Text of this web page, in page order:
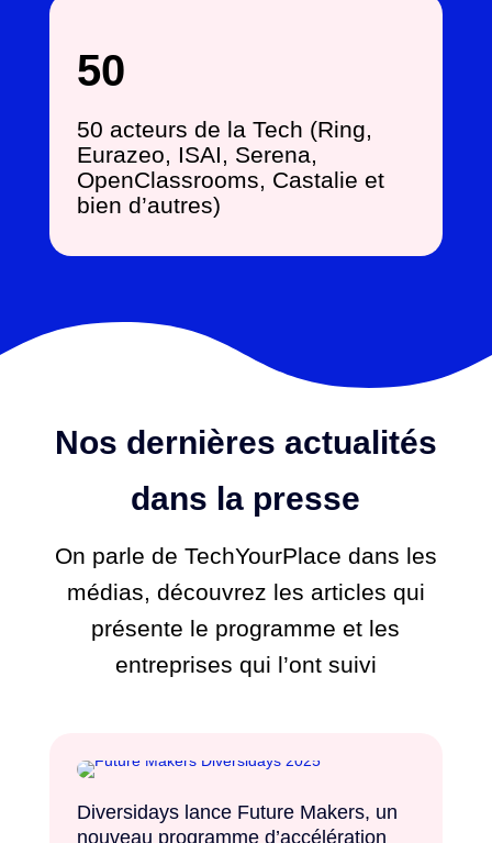
50
50 acteurs de la Tech (Ring,
Eurazeo, ISAI, Serena,
OpenClassrooms, Castalie et
bien d’autres)
Nos dernières actualités
dans la presse
On parle de TechYourPlace dans les
médias, découvrez les articles qui
présente le programme et les
entreprises qui l’ont suivi
Diversidays lance Future Makers, un
nouveau programme d’accélération